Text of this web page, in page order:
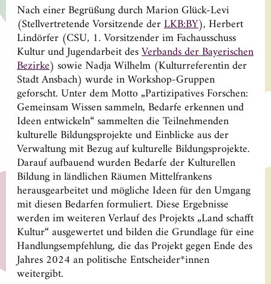
Nach einer Begrüßung durch Marion Glück-Levi
(Stellvertretende Vorsitzende derLKB:BY), Herbert
Lindörfer (CSU, 1. Vorsitzender im Fachausschuss
Kultur und Jugendarbeit desVerbands der Bayerischen
Bezirke) sowie Nadja Wilhelm (Kulturreferentin der
Stadt Ansbach) wurde in Workshop-Gruppen
geforscht. Unter dem Motto „Partizipatives Forschen:
Gemeinsam Wissen sammeln, Bedarfe erkennen und
Ideen entwickeln“ sammelten die Teilnehmenden
kulturelle Bildungsprojekte und Einblicke aus der
Verwaltung mit Bezug auf kulturelle Bildungsprojekte.
Darauf aufbauend wurden Bedarfe der Kulturellen
Bildung in ländlichen Räumen Mittelfrankens
herausgearbeitet und mögliche Ideen für den Umgang
mit diesen Bedarfen formuliert. Diese Ergebnisse
werden im weiteren Verlauf des Projekts „Land schafft
Kultur“ ausgewertet und bilden die Grundlage für eine
Handlungsempfehlung, die das Projekt gegen Ende des
Jahres 2024 an politische Entscheider*innen
weitergibt.